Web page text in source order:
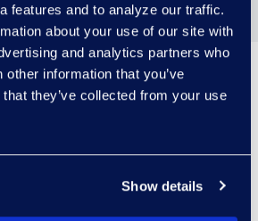
features and to analyze our traffic.
about your use of our site with
and analytics partners who
information that you’ve
they’ve collected from your use
Show details